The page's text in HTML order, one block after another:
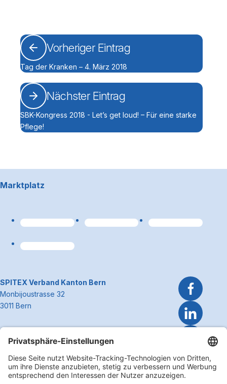
Vorheriger Eintrag
Tag der Kranken – 4. März 2018
Nächster Eintrag
SBK-Kongress 2018 - Let’s get loud! – Für eine starke
Pflege!
Marktplatz
~Kontaktinformationen
SPITEX Verband Kanton Bern
Monbijoustrasse 32
3011 Bern
E-Mailinfo@spitexbe.ch
Kontakt